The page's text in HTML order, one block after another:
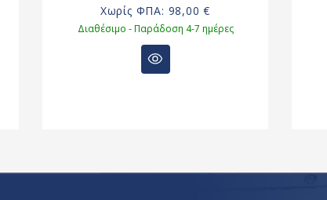
Χωρίς ΦΠΑ: 98,00 €
Διαθέσιμο - Παράδοση 4-7 ημέρες